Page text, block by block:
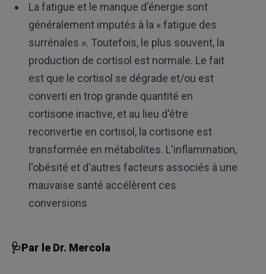
La fatigue et le manque d'énergie sont
généralement imputés à la « fatigue des
surrénales ». Toutefois, le plus souvent, la
production de cortisol est normale. Le fait
est que le cortisol se dégrade et/ou est
converti en trop grande quantité en
cortisone inactive, et au lieu d'être
reconvertie en cortisol, la cortisone est
transformée en métabolites. L'inflammation,
l'obésité et d'autres facteurs associés à une
mauvaise santé accélèrent ces
conversions
🩺Par le Dr. Mercola